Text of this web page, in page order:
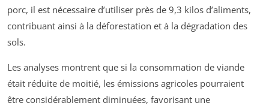
porc, il est nécessaire d’utiliser près de 9,3 kilos d’aliments,
contribuant ainsi à la déforestation et à la dégradation des
sols.
Les analyses montrent que si la consommation de viande
était réduite de moitié, les émissions agricoles pourraient
être considérablement diminuées, favorisant une